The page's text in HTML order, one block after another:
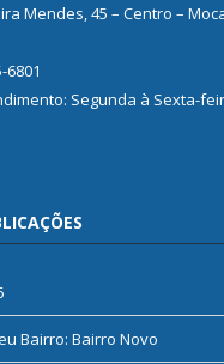
Mendes, 45 – Centro –
6801
Segunda à Sexta-
Bairro: Bairro Novo